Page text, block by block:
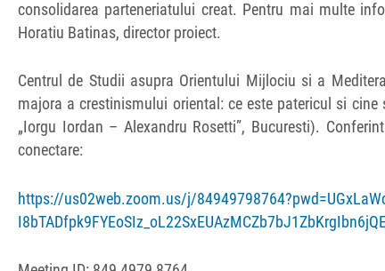
consolidarea parteneriatului creat. Pentru mai multe
Horatiu Batinas, director proiect.
Centrul de Studii asupra Orientului Mijlociu si a
majora a crestinismului oriental: ce este patericul si
„Iorgu Iordan – Alexandru Rosetti”, Bucuresti).
conectare:
https://us02web.zoom.us/j/